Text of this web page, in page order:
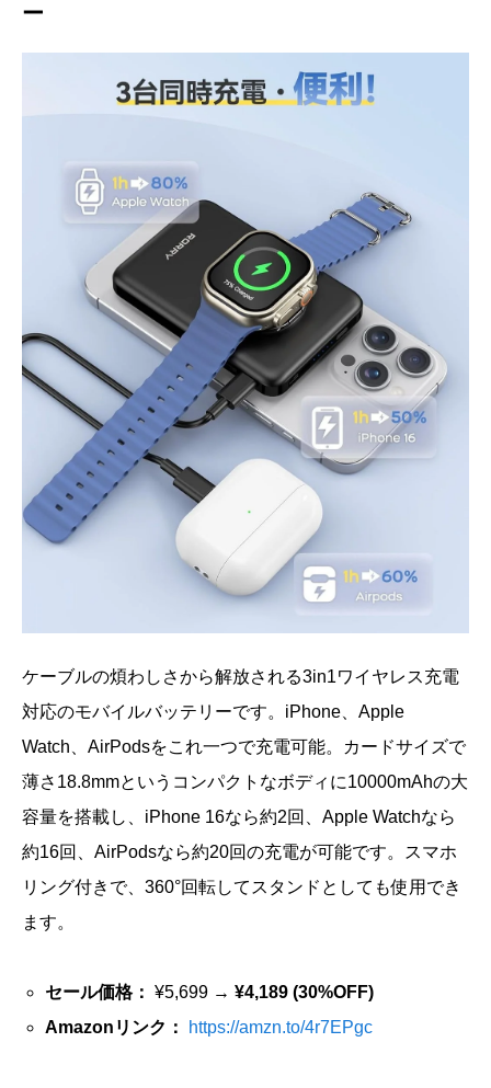
ー
ケーブルの煩わしさから解放される3in1ワイヤレス充電
対応のモバイルバッテリーです。iPhone、Apple
Watch、AirPodsをこれ一つで充電可能。カードサイズで
薄さ18.8mmというコンパクトなボディに10000mAhの大
容量を搭載し、iPhone 16なら約2回、Apple Watchなら
約16回、AirPodsなら約20回の充電が可能です。スマホ
リング付きで、360°回転してスタンドとしても使用でき
ます。
セール価格： ¥5,699 → ¥4,189 (30%OFF)
Amazonリンク：
https://amzn.to/4r7EPgc